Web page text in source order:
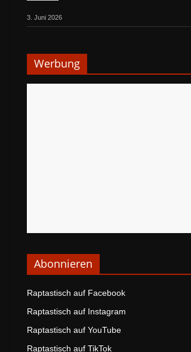
3. Juni 2026
Werbung
Abonnieren
Raptastisch auf Facebook
Raptastisch auf Instagram
Raptastisch auf YouTube
Raptastisch auf TikTok